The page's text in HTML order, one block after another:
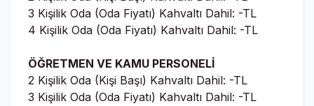
3 Kişilik Oda (Oda Fiyatı) Kahvaltı Dahil: -TL
4 Kişilik Oda (Oda Fiyatı) Kahvaltı Dahil: -TL
ÖĞRETMEN VE KAMU PERSONELİ
2 Kişilik Oda (Kişi Başı) Kahvaltı Dahil: -TL
3 Kişilik Oda (Oda Fiyatı) Kahvaltı Dahil: -TL